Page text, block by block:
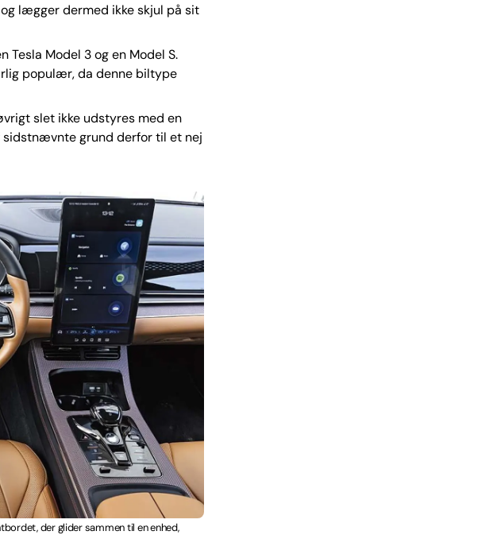
lægger dermed ikke skjul på sit
Model 3 og en Model S.
populær, da denne biltype
slet ikke udstyres med en
sidstnævnte grund derfor til et nej
der glider sammen til en enhed,